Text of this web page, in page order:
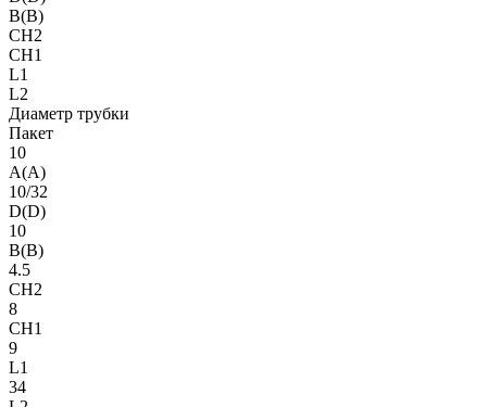
B(B)
CH2
CH1
L1
L2
Диаметр трубки
Пакет
10
A(A)
10/32
D(D)
10
B(B)
4.5
CH2
8
CH1
9
L1
34